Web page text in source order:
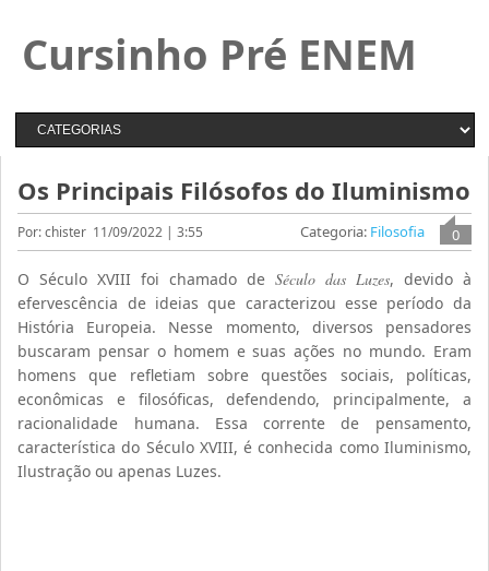
Cursinho Pré ENEM
Os Principais Filósofos do Iluminismo
Por: chister 11/09/2022 | 3:55 0
Categoria: Filosofia
O Século XVIII foi chamado de Século das Luzes, devido à
efervescência de ideias que caracterizou esse período da
História Europeia. Nesse momento, diversos pensadores
buscaram pensar o homem e suas ações no mundo. Eram
homens que refletiam sobre questões sociais, políticas,
econômicas e filosóficas, defendendo, principalmente, a
racionalidade humana. Essa corrente de pensamento,
característica do Século XVIII, é conhecida como Iluminismo,
Ilustração ou apenas Luzes.